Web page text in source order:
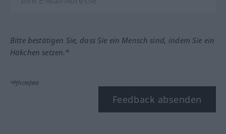
Bitte bestätigen Sie, dass Sie ein Mensch sind, indem Sie ein
Häkchen setzen.*
*Pflichtfeld
Feedback absenden